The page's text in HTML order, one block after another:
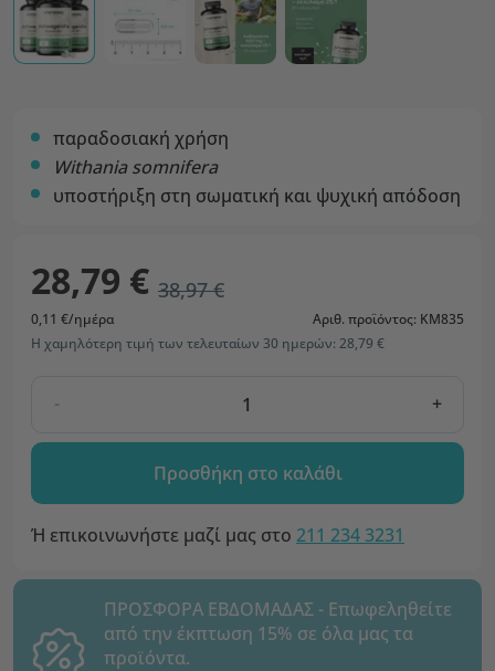
παραδοσιακή χρήση
Withania somnifera
υποστήριξη στη σωματική και ψυχική απόδοση
28,79 € 38,97 €
0,11 €/ημέρα
Αριθ. προϊόντος: KM835
Η χαμηλότερη τιμή των τελευταίων 30 ημερών: 28,79 €
- +
Προσθήκη στο καλάθι
Ή επικοινωνήστε μαζί μας στο 211 234 3231
ΠΡΟΣΦΟΡΑ ΕΒΔΟΜΑΔΑΣ - Επωφεληθείτε
από την έκπτωση 15% σε όλα μας τα
προϊόντα.